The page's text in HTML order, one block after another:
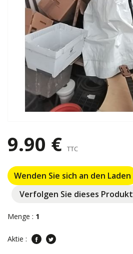
9.90 € TTC
Wenden Sie sich an den Laden
Verfolgen Sie dieses Produkt
Menge : 1
Aktie :